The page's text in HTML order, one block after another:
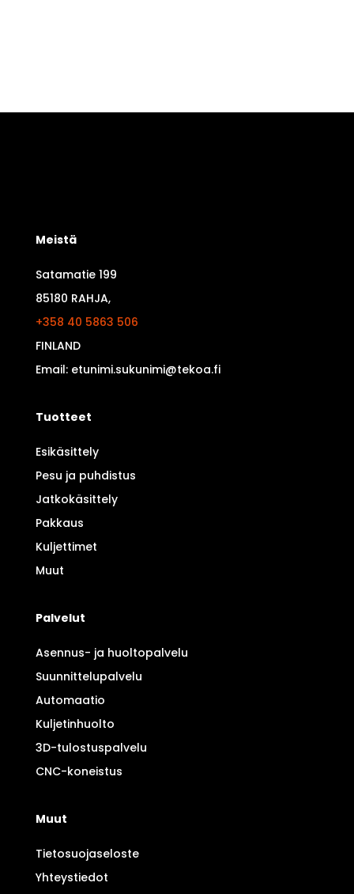
Meistä
Satamatie 199
85180 RAHJA,
+358 40 5863 506
FINLAND
Email: etunimi.sukunimi@tekoa.fi
Tuotteet
Esikäsittely
Pesu ja puhdistus
Jatkokäsittely
Pakkaus
Kuljettimet
Muut
Palvelut
Asennus- ja huoltopalvelu
Suunnittelupalvelu
Automaatio
Kuljetinhuolto
3D-tulostuspalvelu
CNC-koneistus
Muut
Tietosuojaseloste
Yhteystiedot